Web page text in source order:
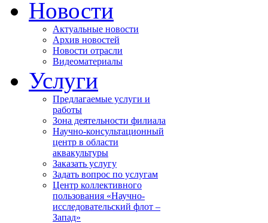
Новости
Актуальные новости
Архив новостей
Новости отрасли
Видеоматериалы
Услуги
Предлагаемые услуги и
работы
Зона деятельности филиала
Научно-консультационный
центр в области
аквакультуры
Заказать услугу
Задать вопрос по услугам
Центр коллективного
пользования «Научно-
исследовательский флот –
Запад»